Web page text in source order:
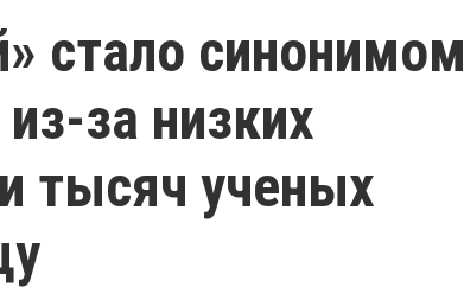
стало синонимом
за низких
тысяч ученых